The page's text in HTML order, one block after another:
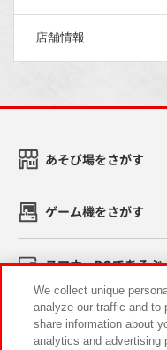
店舗情報
あそび場をさがす
ゲーム機をさがす
スマホ・PCであそぶ
イベント・キャンペー
We collect unique
analyze our traffic and to
share information about
analytics and advertising